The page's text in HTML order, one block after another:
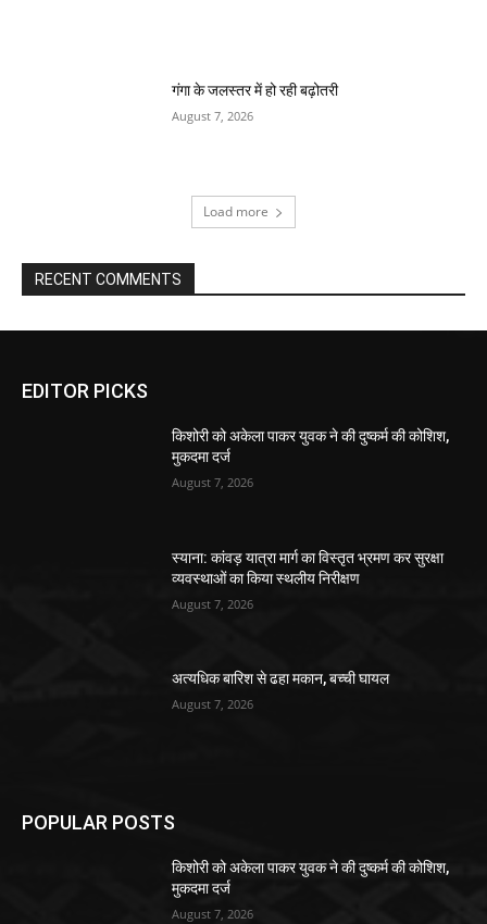
गंगा के जलस्तर में हो रही बढ़ोतरी
August 7, 2026
Load more
RECENT COMMENTS
EDITOR PICKS
किशोरी को अकेला पाकर युवक ने की दुष्कर्म की कोशिश,
मुकदमा दर्ज
August 7, 2026
स्याना: कांवड़ यात्रा मार्ग का विस्तृत भ्रमण कर सुरक्षा
व्यवस्थाओं का किया स्थलीय निरीक्षण
August 7, 2026
अत्यधिक बारिश से ढहा मकान, बच्ची घायल
August 7, 2026
POPULAR POSTS
किशोरी को अकेला पाकर युवक ने की दुष्कर्म की कोशिश,
मुकदमा दर्ज
August 7, 2026